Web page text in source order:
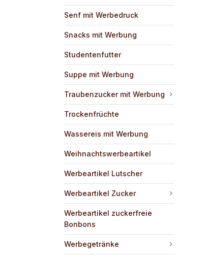
Senf mit Werbedruck
Snacks mit Werbung
Studentenfutter
Suppe mit Werbung
Traubenzucker mit Werbung
Trockenfrüchte
Wassereis mit Werbung
Weihnachtswerbeartikel
Werbeartikel Lutscher
Werbeartikel Zucker
Werbeartikel zuckerfreie
Bonbons
Werbegetränke